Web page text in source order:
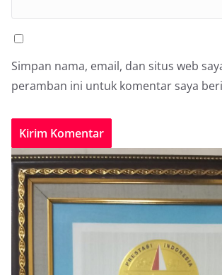
Simpan nama, email, dan situs web
peramban ini untuk komentar saya